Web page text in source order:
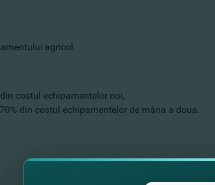
agricol.
costul echipamentelor noi,
din costul echipamentelor de mâna a doua.